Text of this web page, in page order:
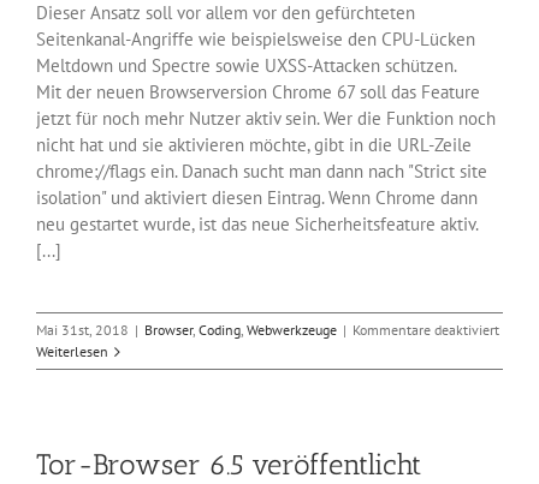
Dieser Ansatz soll vor allem vor den gefürchteten
Seitenkanal-Angriffe wie beispielsweise den CPU-Lücken
Meltdown und Spectre sowie UXSS-Attacken schützen.
Mit der neuen Browserversion Chrome 67 soll das Feature
jetzt für noch mehr Nutzer aktiv sein. Wer die Funktion noch
nicht hat und sie aktivieren möchte, gibt in die URL-Zeile
chrome://flags ein. Danach sucht man dann nach "Strict site
isolation" und aktiviert diesen Eintrag. Wenn Chrome dann
neu gestartet wurde, ist das neue Sicherheitsfeature aktiv.
[...]
Mai 31st, 2018 | Browser, Coding, Webwerkzeuge | Kommentare deaktiviertfür
neue
Weiterlesen
Tor-Browser 6.5 veröffentlicht